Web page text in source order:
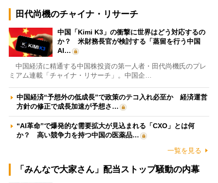
田代尚機のチャイナ・リサーチ
中国「Kimi K3」の衝撃に世界はどう対応するの
か？ 米財務長官が検討する「蒸留を行う中国
AI…
中国経済に精通する中国株投資の第一人者・田代尚機氏のプレ
ミアム連載「チャイナ・リサーチ」。中国企…
中国経済“予想外の低成長”で政策のテコ入れ必至か 経済運営
方針の修正で成長加速が予想さ…
“AI革命”で爆発的な需要拡大が見込まれる「CXO」とは何
か？ 高い競争力を持つ中国の医薬品…
一覧を見る
「みんなで大家さん」配当ストップ騒動の内幕